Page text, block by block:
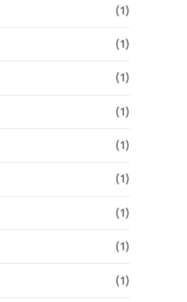
(1)
(1)
(1)
(1)
(1)
(1)
(1)
(1)
(1)